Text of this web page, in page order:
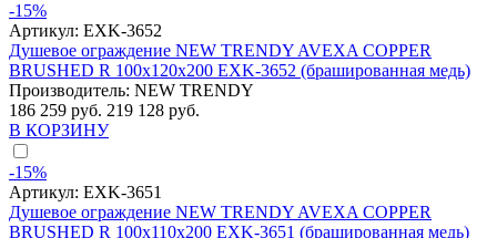
-15%
Артикул: EXK-3652
Душевое ограждение NEW TRENDY AVEXA COPPER
BRUSHED R 100x120x200 EXK-3652 (брашированная медь)
Производитель: NEW TRENDY
186 259 руб. 219 128 руб.
В КОРЗИНУ
-15%
Артикул: EXK-3651
Душевое ограждение NEW TRENDY AVEXA COPPER
BRUSHED R 100x110x200 EXK-3651 (брашированная медь)